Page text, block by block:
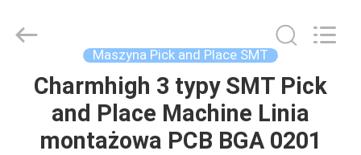
DOM
PRODUKTY
TECHNOLOGY
LIMITED.
Maszyna Pick and Place SMT
Charmhigh 3 typy SMT Pick
and Place Machine Linia
montażowa PCB BGA 0201